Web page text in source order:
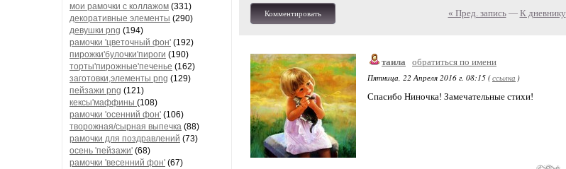
мои рамочки с коллажом (331)
декоративные элементы (290)
девушки png (194)
рамочки 'цветочный фон' (192)
пирожки'булочки'пироги (190)
торты'пирожные'печенье (162)
заготовки,элементы png (129)
пейзажи png (121)
кексы'маффины (108)
рамочки 'осенний фон' (106)
творожная/сырная выпечка (88)
рамочки для поздравлений (73)
осень 'пейзажи' (68)
рамочки 'весенний фон' (67)
Комментировать « Пред. запись— К дневнику
таила
обратиться по имени
Пятница, 22 Апреля 2016 г. 08:15 (ссылка )
Спасибо Ниночка! Замечательные стихи!